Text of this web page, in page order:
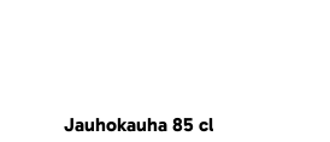
Jauhokauha 85 cl